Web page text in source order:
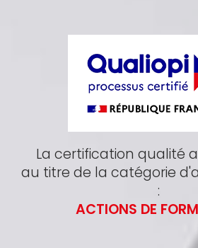
La certification qualité
au titre de la catégorie
:
ACTIONS DE